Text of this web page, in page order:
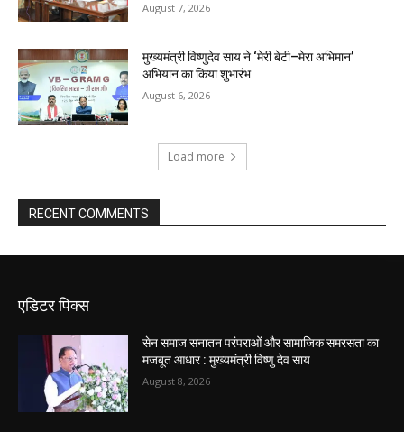
August 7, 2026
मुख्यमंत्री विष्णुदेव साय ने ‘मेरी बेटी–मेरा अभिमान’
अभियान का किया शुभारंभ
August 6, 2026
Load more
RECENT COMMENTS
एडिटर पिक्स
सेन समाज सनातन परंपराओं और सामाजिक समरसता का
मजबूत आधार : मुख्यमंत्री विष्णु देव साय
August 8, 2026